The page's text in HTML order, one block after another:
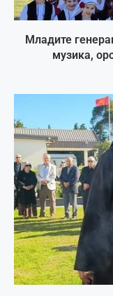
Младите
музика,